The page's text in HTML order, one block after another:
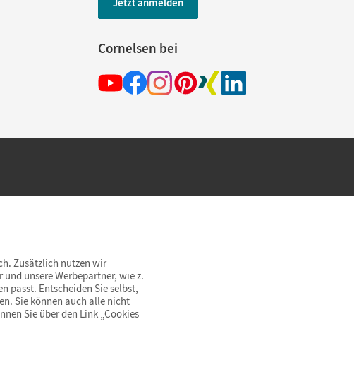
Cornelsen bei
versandkostenfrei innerhalb Deutschlands
Zusätzlich nutzen wir
unsere Werbepartner, wie z.
passt. Entscheiden Sie selbst,
Sie können auch alle nicht
Sie über den Link „Cookies